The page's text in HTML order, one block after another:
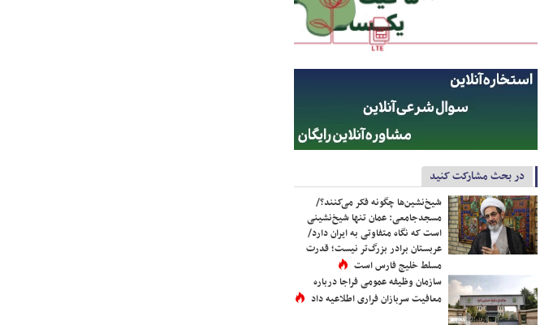
در بحث مشارکت کنید
شیخ‌نشین‌ها چگونه فکر می‌کنند؟/
مسجدجامعی: عمان تنها شیخ‌نشینی
است که نگاه متفاوتی به ایران دارد/
عربستان برادر بزرگ‌تر نیست؛ قدرت
مسلط خلیج فارس است
سازمان وظیفه عمومی فراجا درباره
معافیت سربازان فراری اطلاعیه داد